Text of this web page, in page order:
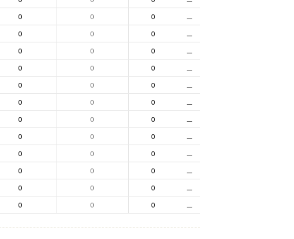
0 0 0
0 0 0
0 0 0
0 0 0
0 0 0
0 0 0
0 0 0
0 0 0
0 0 0
0 0 0
0 0 0
0 0 0